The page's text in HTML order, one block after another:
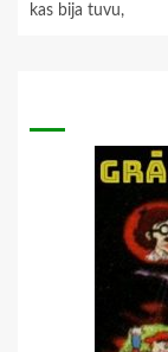
kas bija tuvu,